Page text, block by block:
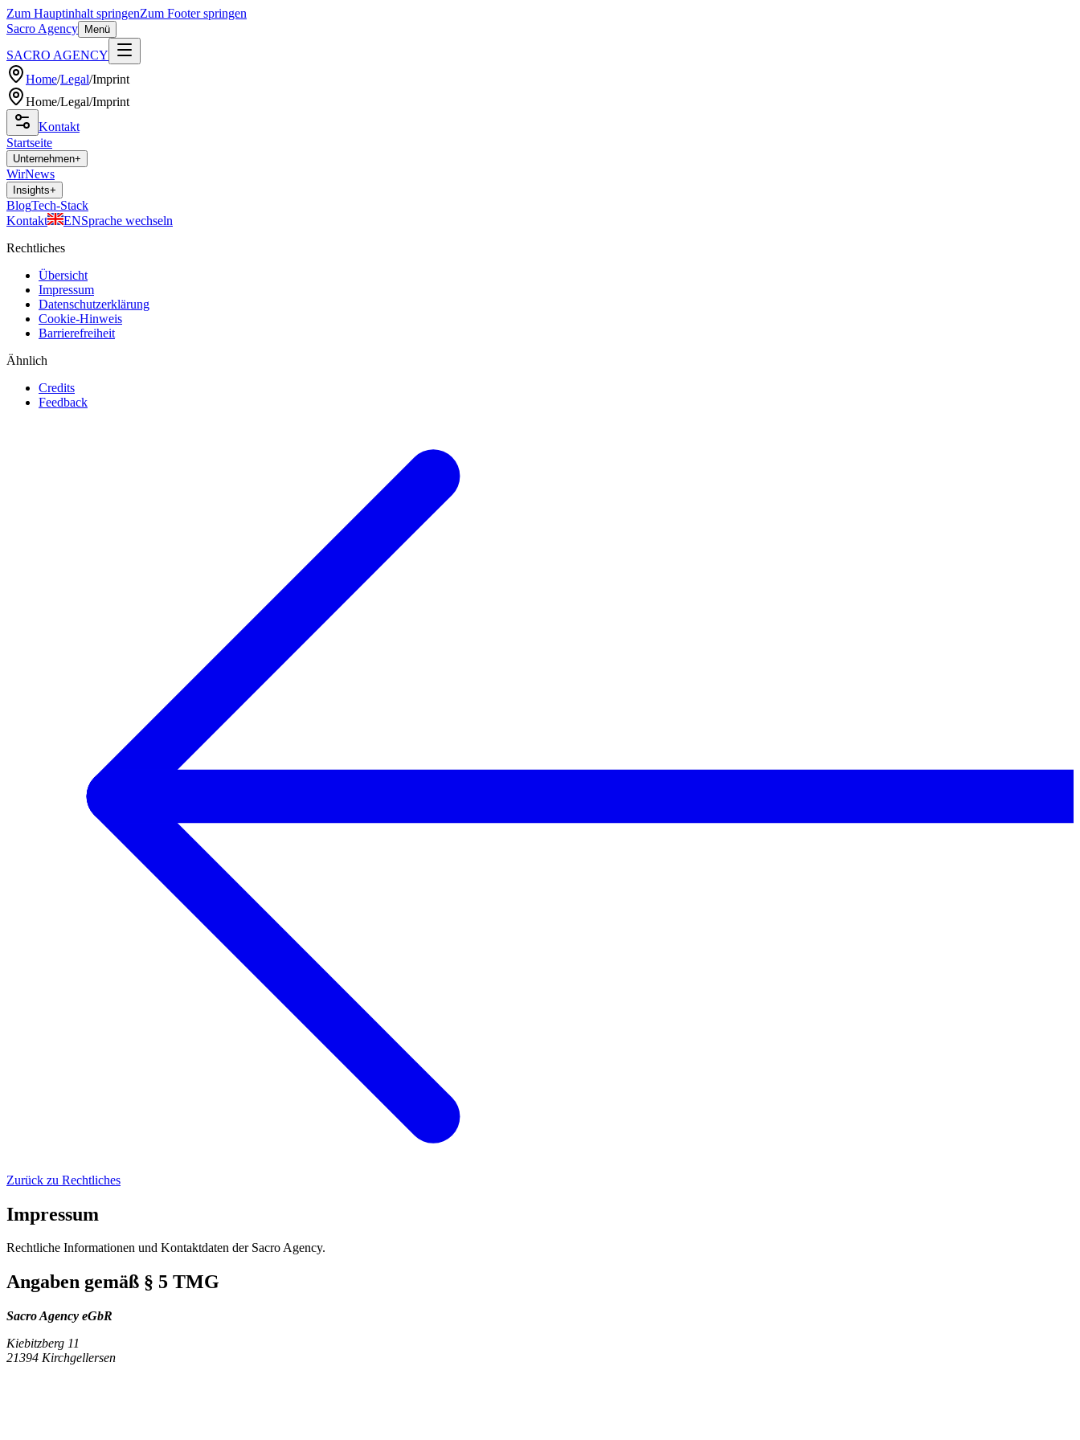
Zum Hauptinhalt springenZum Footer springen
Sacro Agency
Menü
SACRO AGENCY
Home/Legal/Imprint
Home/Legal/Imprint
Kontakt
Startseite
Unternehmen+
WirNews
Insights+
BlogTech-Stack
Kontakt
ENSprache wechseln
Rechtliches
Übersicht
Impressum
Datenschutzerklärung
Cookie-Hinweis
Barrierefreiheit
Ähnlich
Credits
Feedback
Zurück zu Rechtliches
Impressum
Rechtliche Informationen und Kontaktdaten der Sacro Agency.
Angaben gemäß § 5 TMG
Sacro Agency eGbR
Kiebitzberg 11
21394 Kirchgellersen